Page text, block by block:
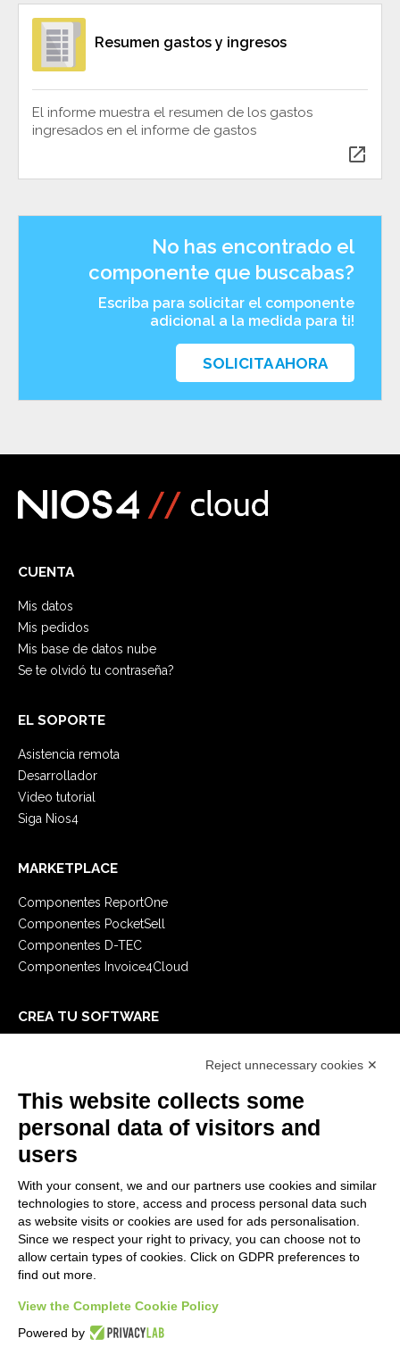
Resumen gastos y ingresos
El informe muestra el resumen de los gastos
ingresados en el informe de gastos
open_in_new
No has encontrado el
componente que buscabas?
Escriba para solicitar el componente
adicional a la medida para ti!
SOLICITA AHORA
CUENTA
Mis datos
Mis pedidos
Mis base de datos nube
Se te olvidó tu contraseña?
EL SOPORTE
Asistencia remota
Desarrollador
Video tutorial
Siga Nios4
MARKETPLACE
Componentes ReportOne
Componentes PocketSell
Componentes D-TEC
Componentes Invoice4Cloud
CREA TU SOFTWARE
E-Book
LEGALES
Informativas Privacidad
Security Policy
Documentación contractual y RGPD
Condiciones generales de suministro
Condiciones del servicio de soporte
Configuraciones cookie
Reject unnecessary cookies ✕
This website collects some
personal data of visitors and
users
With your consent, we and our partners use cookies and similar
technologies to store, access and process personal data such
as website visits or cookies are used for ads personalisation.
Since we respect your right to privacy, you can choose not to
allow certain types of cookies. Click on GDPR preferences to
find out more.
View the Complete Cookie Policy
Powered by